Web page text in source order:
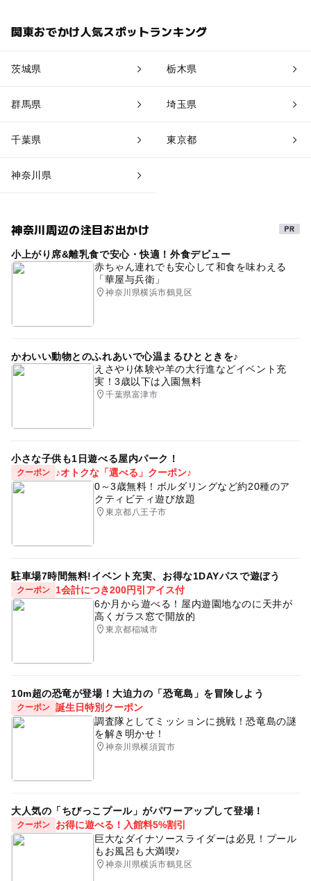
関東おでかけ人気スポットランキング
茨城県 栃木県
群馬県 埼玉県
千葉県 東京都
神奈川県
神奈川周辺の注目お出かけ
小上がり席&離乳食で安心・快適！外食デビュー
赤ちゃん連れでも安心して和食を味わえる
「華屋与兵衛」
神奈川県横浜市鶴見区
かわいい動物とのふれあいで心温まるひとときを♪
えさやり体験や羊の大行進などイベント充
実！3歳以下は入園無料
千葉県富津市
小さな子供も1日遊べる屋内パーク！
クーポン
♪オトクな「選べる」クーポン♪
0～3歳無料！ボルダリングなど約20種のア
クティビティ遊び放題
東京都八王子市
駐車場7時間無料!イベント充実、お得な1DAYパスで遊ぼう
クーポン 1会計につき200円引アイス付
6か月から遊べる！屋内遊園地なのに天井が
高くガラス窓で開放的
東京都稲城市
10m超の恐竜が登場！大迫力の「恐竜島」を冒険しよう
クーポン 誕生日特別クーポン
調査隊としてミッションに挑戦！恐竜島の謎
を解き明かせ！
神奈川県横須賀市
大人気の「ちびっこプール」がパワーアップして登場！
クーポン
お得に遊べる！入館料5%割引
巨大なダイナソースライダーは必見！プール
もお風呂も大満喫♪
神奈川県横浜市鶴見区